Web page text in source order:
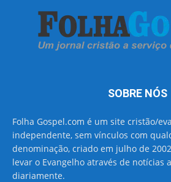
SOBRE NÓS
Folha Gospel.com é um site cristão/
independente, sem vínculos com
denominação, criado em julho de
levar o Evangelho através de notícias
diariamente.